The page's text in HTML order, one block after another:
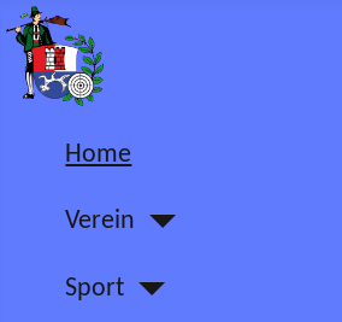
Home
Verein
Sport